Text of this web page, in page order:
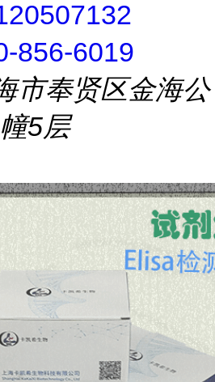
856-6019
市奉贤区金海公
5层